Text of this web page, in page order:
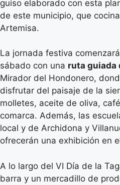
guiso elaborado con esta
de este municipio, que
Artemisa.
La jornada festiva
sábado con una ruta guiada
Mirador del Hondonero,
disfrutar del paisaje de la
molletes, aceite de oliva,
comarca. Además, las
local y de Archidona y
ofrecerán una exhibición en
A lo largo del VI Día de la
barra y un mercadillo de